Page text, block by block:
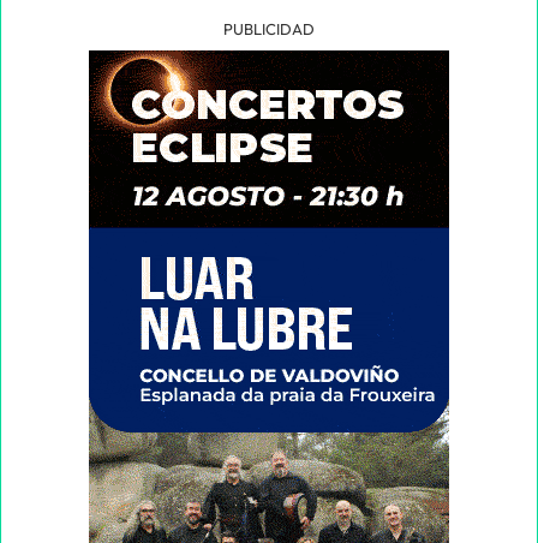
PUBLICIDAD